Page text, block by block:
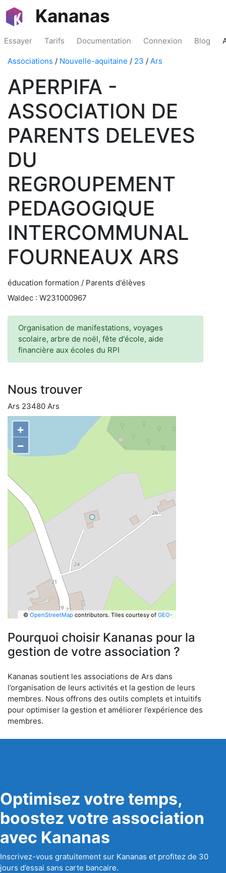
Kananas
Essayer Tarifs Documentation Connexion Blog
Associations / Nouvelle-aquitaine / 23 / Ars
APERPIFA -
ASSOCIATION DE
PARENTS DELEVES
DU
REGROUPEMENT
PEDAGOGIQUE
INTERCOMMUNAL
FOURNEAUX ARS
éducation formation / Parents d'élèves
Waldec : W231000967
Organisation de manifestations, voyages
scolaire, arbre de noël, fête d'école, aide
financière aux écoles du RPI
Nous trouver
Ars 23480 Ars
+
−
© OpenStreetMapcontributors. Tiles courtesy of GEO-
Pourquoi choisir Kananas pour la
gestion de votre association ?
Kananas soutient les associations de Ars dans
l’organisation de leurs activités et la gestion de leurs
membres. Nous offrons des outils complets et intuitifs
pour optimiser la gestion et améliorer l’expérience des
membres.
Optimisez votre temps,
boostez votre association
avec Kananas
Inscrivez-vous gratuitement sur Kananas et profitez de 30
jours d’essai sans carte bancaire.